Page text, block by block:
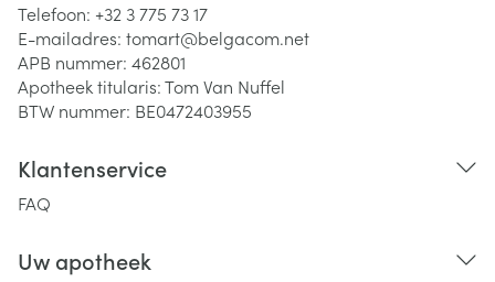
Telefoon: +32 3 775 73 17
E-mailadres: tomart@belgacom.net
APB nummer: 462801
Apotheek titularis:Tom Van Nuffel
BTW nummer: BE0472403955
Klantenservice
FAQ
Uw apotheek